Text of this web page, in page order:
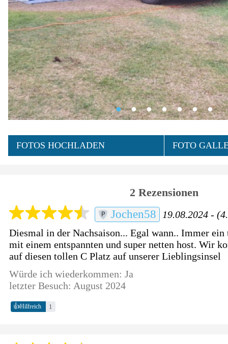
FOTOS HOCHLADEN FOTO
2 Rezensionen
Jochen58
19.08.2024 -
Diesmal in der Nachsaison... Egal wann.. Immer
mit einem entspannten und super netten host. Wir
auf diesen tollen C Platz auf unserer Lieblingsinsel
Würde ich wiederkommen: Ja
letzter Besuch: August 2024
👍Hilfreich 1